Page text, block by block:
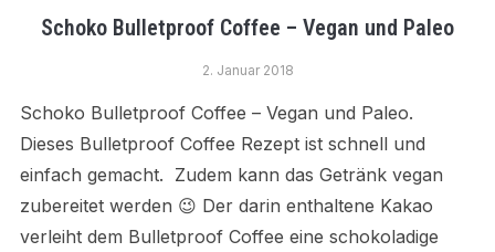
Schoko Bulletproof Coffee – Vegan und Paleo
2. Januar 2018
Schoko Bulletproof Coffee – Vegan und Paleo.
Dieses Bulletproof Coffee Rezept ist schnell und
einfach gemacht. Zudem kann das Getränk vegan
zubereitet werden 😉 Der darin enthaltene Kakao
verleiht dem Bulletproof Coffee eine schokoladige